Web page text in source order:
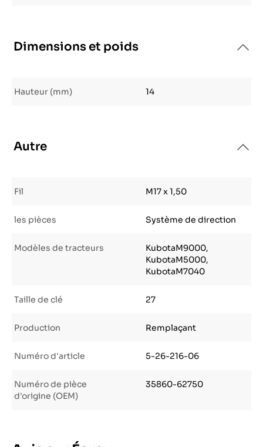
Dimensions et poids
Hauteur (mm) 14
Autre
Fil M17 x 1,50
les pièces Système de direction
Modèles de tracteurs
KubotaM9000,
KubotaM5000,
KubotaM7040
Taille de clé 27
Production Remplaçant
Numéro d'article 5-26-216-06
Numéro de pièce
d'origine (OEM)
35860-62750